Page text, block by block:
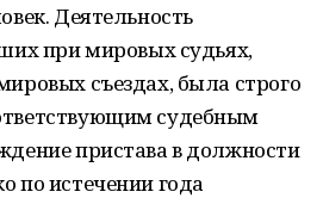
Деятельность
при мировых судьях,
съездах, была строго
судебным
пристава в должности
по истечении года